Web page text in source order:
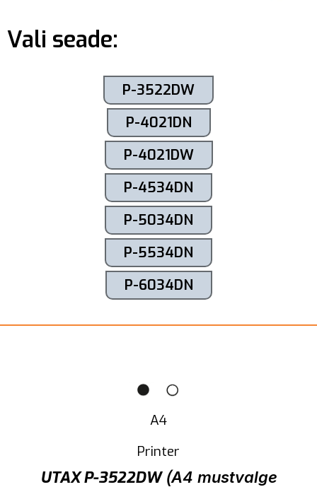
Vali seade:
P-3522DW
P-4021DN
P-4021DW
P-4534DN
P-5034DN
P-5534DN
P-6034DN
A4
Printer
UTAX P-3522DW (A4 mustvalge